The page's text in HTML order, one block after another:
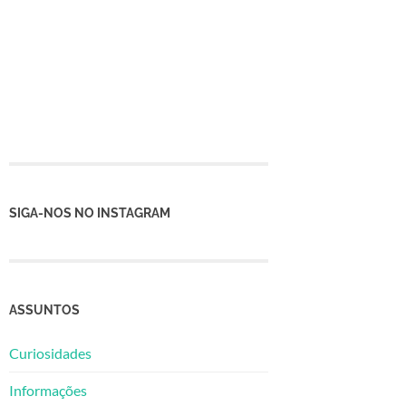
SIGA-NOS NO INSTAGRAM
ASSUNTOS
Curiosidades
Informações